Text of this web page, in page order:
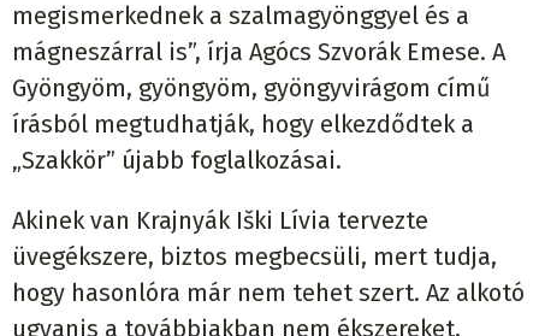
megismerkednek a szalmagyönggyel és a
mágneszárral is”, írja Agócs Szvorák Emese. A
Gyöngyöm, gyöngyöm, gyöngyvirágom című
írásból megtudhatják, hogy elkezdődtek a
„Szakkör” újabb foglalkozásai.
Akinek van Krajnyák Iški Lívia tervezte
üvegékszere, biztos megbecsüli, mert tudja,
hogy hasonlóra már nem tehet szert. Az alkotó
ugyanis a továbbiakban nem ékszereket,